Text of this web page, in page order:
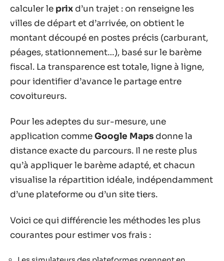
calculer le prix d’un trajet : on renseigne les
villes de départ et d’arrivée, on obtient le
montant découpé en postes précis (carburant,
péages, stationnement…), basé sur le barème
fiscal. La transparence est totale, ligne à ligne,
pour identifier d’avance le partage entre
covoitureurs.
Pour les adeptes du sur-mesure, une
application commeGoogle Maps donne la
distance exacte du parcours. Il ne reste plus
qu’à appliquer le barème adapté, et chacun
visualise la répartition idéale, indépendamment
d’une plateforme ou d’un site tiers.
Voici ce qui différencie les méthodes les plus
courantes pour estimer vos frais :